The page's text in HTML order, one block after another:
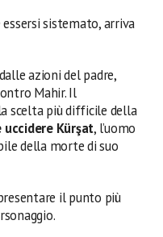
sistemato, arriva
azioni del padre,
Mahir. Il
scelta più difficile della
uccidere Kürşat, l’uomo
della morte di suo
il punto più